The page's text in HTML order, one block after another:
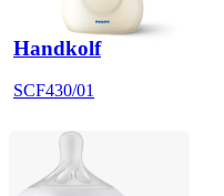
Handkolf
SCF430/01